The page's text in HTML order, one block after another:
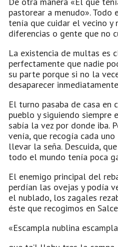
pastorear a menudo».
tenía que cuidar el vecino y
diferencias o gente que no
La existencia de multas es
perfectamente que nadie
su parte porque si no la
desaparecer
El turno pasaba de casa en
pueblo y siguiendo siempre
sabía la vez por donde iba.
venía, que recogía cada
llevar la seña. Descuida,
todo el mundo tenía poca
El enemigo principal del
perdían las ovejas y podía
el nublado, los zagales
éste que recogimos en
«Escampla nublina escampla